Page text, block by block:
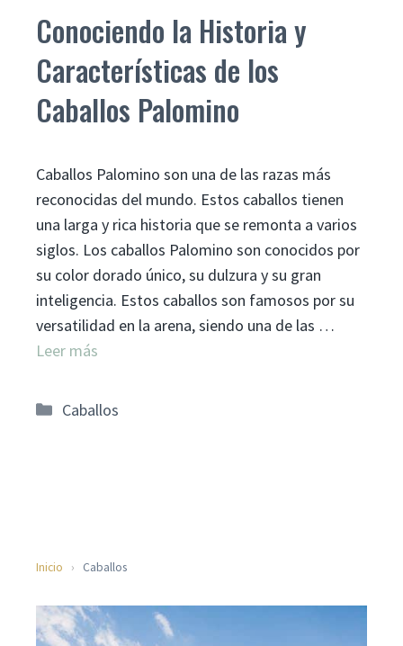
Conociendo la Historia y
Características de los
Caballos Palomino
Caballos Palomino son una de las razas más
reconocidas del mundo. Estos caballos tienen
una larga y rica historia que se remonta a varios
siglos. Los caballos Palomino son conocidos por
su color dorado único, su dulzura y su gran
inteligencia. Estos caballos son famosos por su
versatilidad en la arena, siendo una de las …
Leer más
Categorías
Caballos
Inicio › Caballos